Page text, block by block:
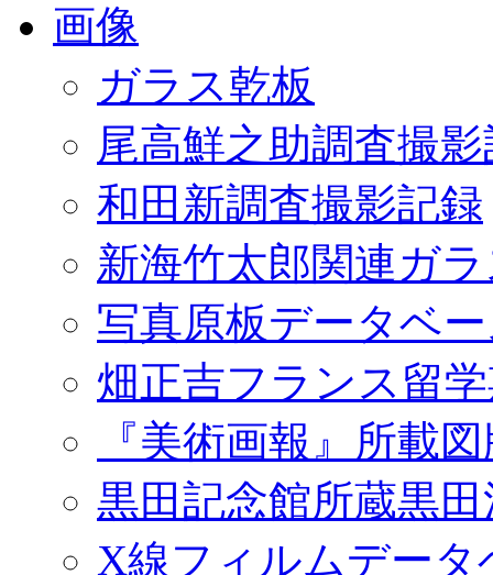
画像
ガラス乾板
尾高鮮之助調査撮
和田新調査撮影記録
新海竹太郎関連ガ
写真原板データベ
畑正吉フランス留
『美術画報』所載
黒田記念館所蔵黒
X線フィルムデータ